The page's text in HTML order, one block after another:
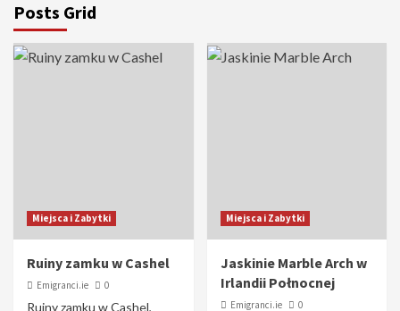
Posts Grid
Miejsca i Zabytki
Ruiny zamku w Cashel
Emigranci.ie 0
Ruiny zamku w Cashel,
Miejsca i Zabytki
Jaskinie Marble Arch w
Irlandii Połnocnej
Emigranci.ie 0